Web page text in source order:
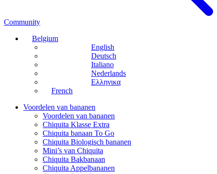
Community
Belgium
English
Deutsch
Italiano
Nederlands
Ελληνικα
French
Voordelen van bananen
Voordelen van bananen
Chiquita Klasse Extra
Chiquita banaan To Go
Chiquita Biologisch bananen
Mini’s van Chiquita
Chiquita Bakbanaan
Chiquita Appelbananen